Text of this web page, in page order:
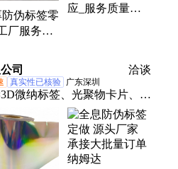
防伪标签零
厂服务质
应_服务质量保
司 洽谈
真实性已核验 广东深圳
微纳标签、光聚物卡片、全
刷